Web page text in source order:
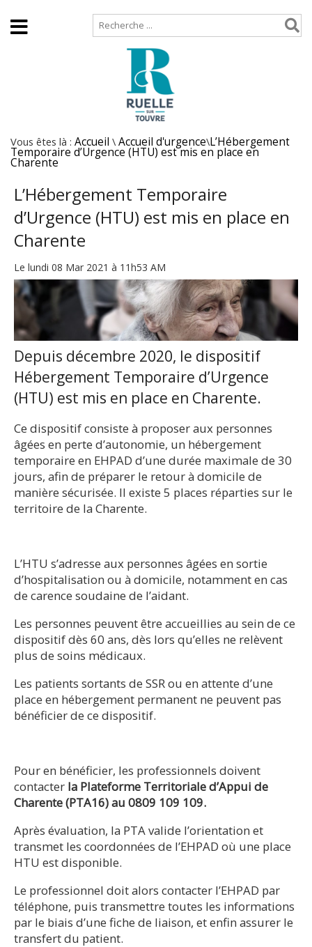
Vous êtes là : Accueil \ Accueil d'urgence\L’Hébergement
Temporaire d’Urgence (HTU) est mis en place en
Charente
L’Hébergement Temporaire
d’Urgence (HTU) est mis en place en
Charente
Le lundi 08 Mar 2021 à 11h53 AM
Depuis décembre 2020, le dispositif
Hébergement Temporaire d’Urgence
(HTU) est mis en place en Charente.
Ce dispositif consiste à proposer aux personnes
âgées en perte d’autonomie, un hébergement
temporaire en EHPAD d’une durée maximale de 30
jours, afin de préparer le retour à domicile de
manière sécurisée. Il existe 5 places réparties sur le
territoire de la Charente.
L’HTU s’adresse aux personnes âgées en sortie
d’hospitalisation ou à domicile, notamment en cas
de carence soudaine de l’aidant.
Les personnes peuvent être accueillies au sein de ce
dispositif dès 60 ans, dès lors qu’elles ne relèvent
plus de soins médicaux.
Les patients sortants de SSR ou en attente d’une
place en hébergement permanent ne peuvent pas
bénéficier de ce dispositif.
Pour en bénéficier, les professionnels doivent
contacter la Plateforme Territoriale d’Appui de
Charente (PTA16) au 0809 109 109.
Après évaluation, la PTA valide l’orientation et
transmet les coordonnées de l’EHPAD où une place
HTU est disponible.
Le professionnel doit alors contacter l’EHPAD par
téléphone, puis transmettre toutes les informations
par le biais d’une fiche de liaison, et enfin assurer le
transfert du patient.